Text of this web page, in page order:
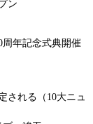
ン
周年記念式典開催
される（10大ニュ